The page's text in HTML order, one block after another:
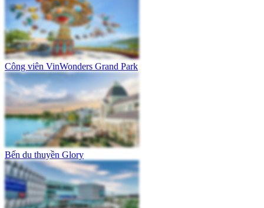
Công viên VinWonders Grand Park
Bến du thuyền Glory